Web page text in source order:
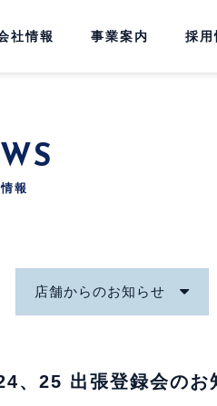
社情報 事業案内 採用
報
店舗からのお知らせ
、25 出張登録会のお